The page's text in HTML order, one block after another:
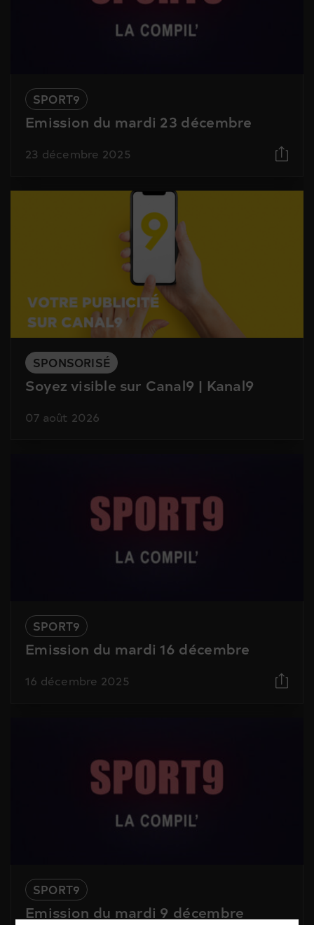
SPORT9
Emission du mardi 23 décembre
23 décembre 2025
SPONSORISÉ
Soyez visible sur Canal9 | Kanal9
07 août 2026
SPORT9
Emission du mardi 16 décembre
16 décembre 2025
SPORT9
Emission du mardi 9 décembre